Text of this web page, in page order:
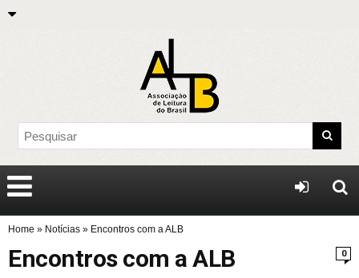
Home » Notícias » Encontros com a ALB
0
Encontros com a ALB